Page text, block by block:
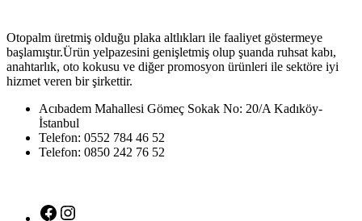
Otopalm üretmiş olduğu plaka altlıkları ile faaliyet göstermeye
başlamıştır.Ürün yelpazesini genişletmiş olup şuanda ruhsat kabı,
anahtarlık, oto kokusu ve diğer promosyon ürünleri ile sektöre iyi
hizmet veren bir şirkettir.
Acıbadem Mahallesi Gömeç Sokak No: 20/A Kadıköy-
İstanbul
Telefon: 0552 784 46 52
Telefon: 0850 242 76 52